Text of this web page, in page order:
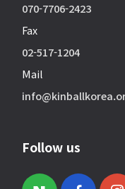
070-7706-2423
Fax
02-517-1204
Mail
Follow us